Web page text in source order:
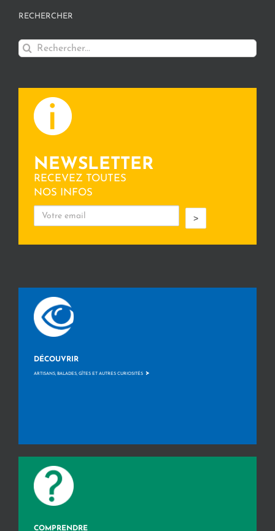
RECHERCHER
Rechercher:
NEWSLETTER
RECEVEZ TOUTES
NOS INFOS
>
DÉCOUVRIR
ARTISANS, BALADES, GÎTES ET AUTRES CURIOSITÉS >
COMPRENDRE